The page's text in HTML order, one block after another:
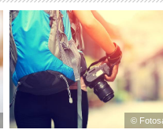
©